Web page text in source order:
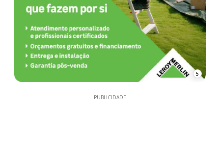
5
PUBLICIDADE